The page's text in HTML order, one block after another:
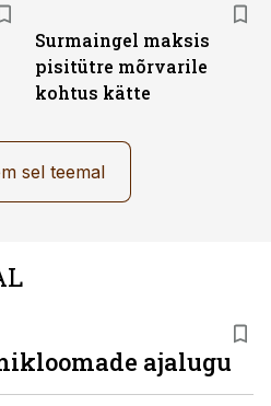
Surmaingel maksis
pisitütre mõrvarile
kohtus kätte
sel teemal
ajalugu